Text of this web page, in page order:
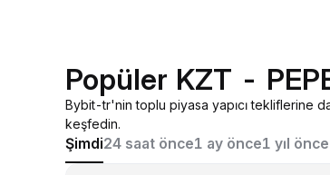
Popüler KZT -
Bybit-tr'nin toplu piyasa yapıcı tekliflerine
keşfedin.
Şimdi24 saat önce1 ay önce1 yıl önce